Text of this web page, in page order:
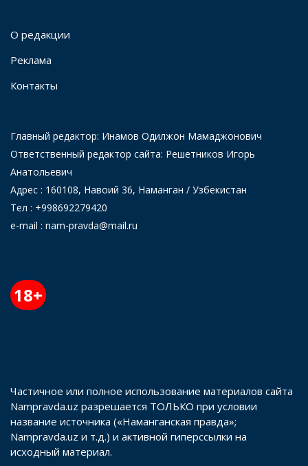
О редакции
Реклама
Контакты
Главный редактор: Инамов Одилжон Мамаджонович
Ответственный редактор сайта: Решетников Игорь
Анатольевич
Адрес : 160108, Навоий 36, Наманган / Узбекистан
Тел : +998692279420
e-mail : nam-pravda@mail.ru
18+
Частичное или полное использование материалов сайта
Nampravda.uz разрешается ТОЛЬКО при условии
название источника («Наманганская правда»;
Nampravda.uz и т.д.) и активной гиперссылки на
исходный материал.